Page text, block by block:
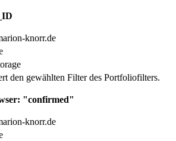
knorr.de
den gewählten Filter des Portfoliofilters.
"confirmed"
knorr.de